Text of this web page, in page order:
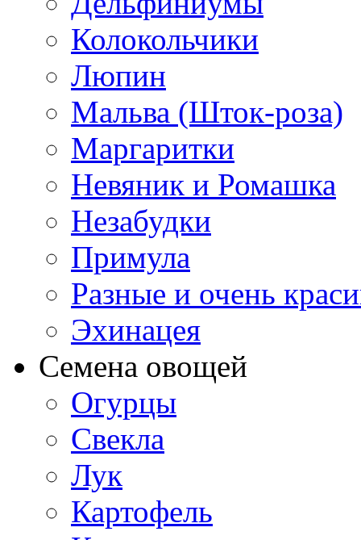
Колокольчики
Люпин
Мальва (Шток-роза)
Маргаритки
Невяник и Ромашка
Незабудки
Примула
Разные и очень
Эхинацея
Семена овощей
Огурцы
Свекла
Лук
Картофель